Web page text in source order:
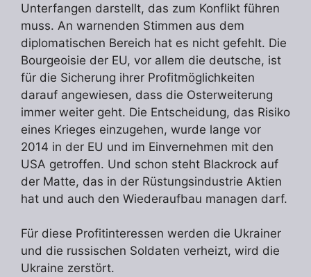
Unterfangen darstellt, das zum Konflikt führen
muss. An warnenden Stimmen aus dem
diplomatischen Bereich hat es nicht gefehlt. Die
Bourgeoisie der EU, vor allem die deutsche, ist
für die Sicherung ihrer Profitmöglichkeiten
darauf angewiesen, dass die Osterweiterung
immer weiter geht. Die Entscheidung, das Risiko
eines Krieges einzugehen, wurde lange vor
2014 in der EU und im Einvernehmen mit den
USA getroffen. Und schon steht Blackrock auf
der Matte, das in der Rüstungsindustrie Aktien
hat und auch den Wiederaufbau managen darf.
Für diese Profitinteressen werden die Ukrainer
und die russischen Soldaten verheizt, wird die
Ukraine zerstört.